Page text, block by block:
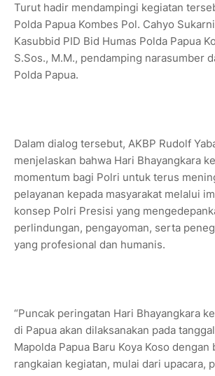
Turut hadir mendampingi kegiatan
Polda Papua Kombes Pol. Cahyo
Kasubbid PID Bid Humas Polda Papua
S.Sos., M.M., pendamping narasumber
Polda Papua.
Dalam dialog tersebut, AKBP Rudolf
menjelaskan bahwa Hari Bhayangkara
momentum bagi Polri untuk terus
pelayanan kepada masyarakat melalui
konsep Polri Presisi yang
perlindungan, pengayoman, serta
yang profesional dan humanis.
“Puncak peringatan Hari Bhayangkara
di Papua akan dilaksanakan pada
Mapolda Papua Baru Koya Koso dengan
rangkaian kegiatan, mulai dari upacara,